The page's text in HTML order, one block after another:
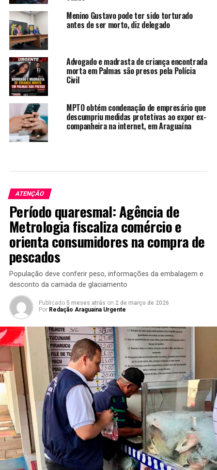
Menino Gustavo pode ter sido torturado
antes de ser morto, diz delegado
Advogado e madrasta de criança encontrada
morta em Palmas são presos pela Polícia
Civil
MPTO obtém condenação de empresário que
descumpriu medidas protetivas ao expor ex-
companheira na internet, em Araguaína
ATENÇÃO
Período quaresmal: Agência de
Metrologia fiscaliza comércio e
orienta consumidores na compra de
pescados
População deve conferir peso, informações da embalagem e
desconto da camada de glaciamento
Publicado 5 meses atrás on 2 de março de 2026
Por Redação Araguaina Urgente